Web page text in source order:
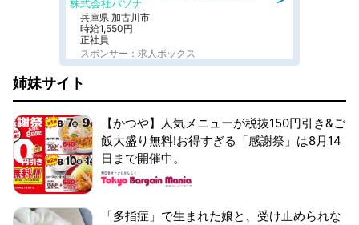
株式会社パソナ
兵庫県 加古川市
時給1,550円
正社員
スポンサー：求人ボックス
姉妹サイト
【かつや】人気メニューが税抜150円引き&ご
飯大盛り無料!お得すぎる「感謝祭」は8月14
日まで開催中。
「多指症」で生まれた娘と、受け止められな